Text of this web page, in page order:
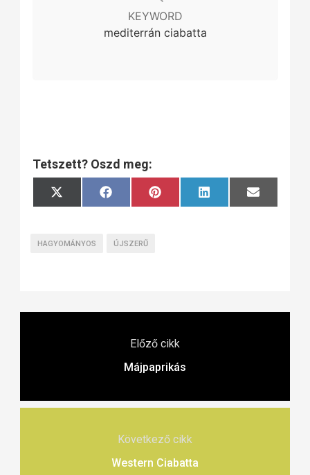
KEYWORD
mediterrán ciabatta
Tetszett? Oszd meg:
Share
on
X
(Twitter)
Share
on
Facebook Share
on
Pinterest
Share
on
LinkedIn
Share
on
Email
HAGYOMÁNYOS ÚJSZERŰ
Előző cikk
Májpaprikás
Következő cikk
Western Ciabatta